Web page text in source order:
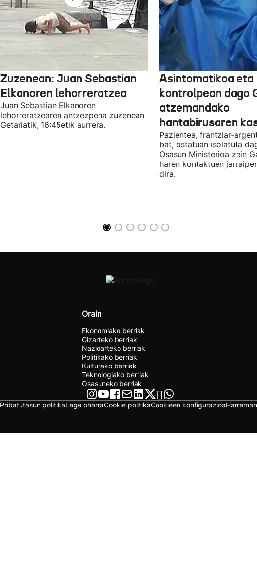
Zuzenean: Juan Sebastian
Elkanoren lehorreratzea
Juan Sebastian Elkanoren
lehorreratzearen antzezpena zuzenean
Getariatik, 16:45etik aurrera.
Asintomatikoa eta
kontrolpean dago
atzemandako
hantabirusaren
Pazientea, frantziar-
bat, ostatuan isolatuta
Osasun Ministerioa zein
haren kontaktuen
dira.
Orain
Ekonomiako berriak
Gizarteko berriak
Nazioarteko berriak
Politikako berriak
Kulturako berriak
Teknologiako berriak
Osasuneko berriak
Pribatutasun politikaLege oharraCookie politikaCookieen konfigurazioa